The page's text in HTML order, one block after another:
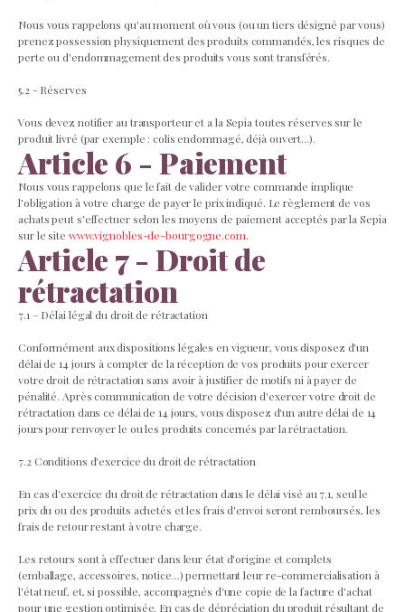
Nous vous rappelons qu'au moment où vous (ou un tiers désigné par vous)
prenez possession physiquement des produits commandés, les risques de
perte ou d'endommagement des produits vous sont transférés.
5.2 - Réserves
Vous devez notifier au transporteur et a la Sepia toutes réserves sur le
produit livré (par exemple : colis endommagé, déjà ouvert...).
Article 6 - Paiement
Nous vous rappelons que le fait de valider votre commande implique
l'obligation à votre charge de payer le prix indiqué. Le règlement de vos
achats peut s'effectuer selon les moyens de paiement acceptés par la Sepia
sur le site www.vignobles-de-bourgogne.com.
Article 7 - Droit de
rétractation
7.1 – Délai légal du droit de rétractation
Conformément aux dispositions légales en vigueur, vous disposez d'un
délai de 14 jours à compter de la réception de vos produits pour exercer
votre droit de rétractation sans avoir à justifier de motifs ni à payer de
pénalité. Après communication de votre décision d'exercer votre droit de
rétractation dans ce délai de 14 jours, vous disposez d'un autre délai de 14
jours pour renvoyer le ou les produits concernés par la rétractation.
7.2 Conditions d'exercice du droit de rétractation
En cas d'exercice du droit de rétractation dans le délai visé au 7.1, seul le
prix du ou des produits achetés et les frais d'envoi seront remboursés, les
frais de retour restant à votre charge.
Les retours sont à effectuer dans leur état d'origine et complets
(emballage, accessoires, notice...) permettant leur re-commercialisation à
l'état neuf, et, si possible, accompagnés d'une copie de la facture d'achat
pour une gestion optimisée. En cas de dépréciation du produit résultant de